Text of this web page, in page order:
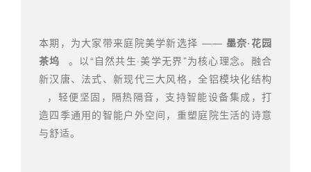
本期，为大家带来庭院美学新选择 —— 墨奈·花园
茶坞
。以“自然共生·美学无界”为核心理念。融合
新汉唐、法式、新现代三大风格，全铝模块化结构
，轻便坚固，隔热隔音，支持智能设备集成，打
造四季通用的智能户外空间，重塑庭院生活的诗意
与舒适。